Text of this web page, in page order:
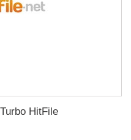
HitFile